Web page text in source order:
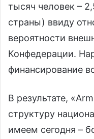
тысяч человек –
страны) ввиду
вероятности
Конфедерации.
финансирование
В результате,
структуру
имеем сегодня –